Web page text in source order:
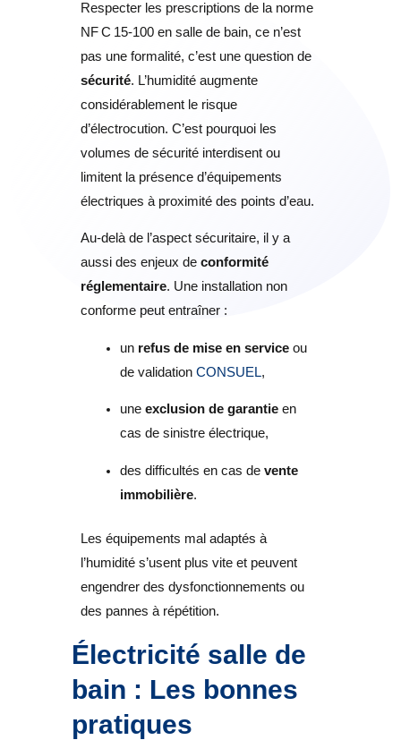
Respecter les prescriptions de la norme
NF C 15‑100 en salle de bain, ce n’est
pas une formalité, c’est une question de
sécurité. L’humidité augmente
considérablement le risque
d’électrocution. C’est pourquoi les
volumes de sécurité interdisent ou
limitent la présence d’équipements
électriques à proximité des points d’eau.
Au-delà de l’aspect sécuritaire, il y a
aussi des enjeux de conformité
réglementaire. Une installation non
conforme peut entraîner :
un refus de mise en serviceou
de validation CONSUEL,
une exclusion de garantieen
cas de sinistre électrique,
des difficultés en cas de vente
immobilière.
Les équipements mal adaptés à
l’humidité s’usent plus vite et peuvent
engendrer des dysfonctionnements ou
des pannes à répétition.
Électricité salle de
bain : Les bonnes
pratiques